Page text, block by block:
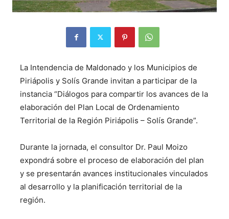
La Intendencia de Maldonado y los Municipios de
Piriápolis y Solís Grande invitan a participar de la
instancia “Diálogos para compartir los avances de la
elaboración del Plan Local de Ordenamiento
Territorial de la Región Piriápolis – Solís Grande”.
Durante la jornada, el consultor Dr. Paul Moizo
expondrá sobre el proceso de elaboración del plan
y se presentarán avances institucionales vinculados
al desarrollo y la planificación territorial de la
región.